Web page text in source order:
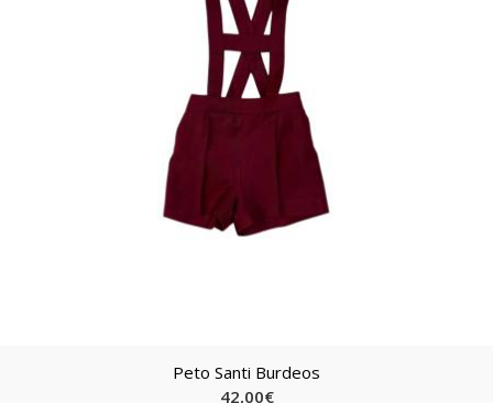
Peto Santi Burdeos
42,00€